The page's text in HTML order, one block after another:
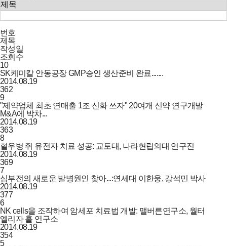
번호
제목
작성일
조회수
10
SK케미칼 안동공장 GMP승인 생산준비 완료.......
2014.08.19
362
9
"제약업체 최초 연매출 1조 신화 쓰자" 20여개 신약 연구개발
M&A에 박차...
2014.08.19
363
8
혈우병 쥐 유전자 치료 성공: 교토대, 나라현립의대 연구진
2014.08.19
369
7
심부전의 새로운 발병원인 찾아...:연세대 이한웅, 강석민 박사
2014.08.19
377
6
NK cells을 조작하여 암세포 치료법 개발: 맬버른연구소, 월터
엘리자 홀 연구소
2014.08.19
354
5